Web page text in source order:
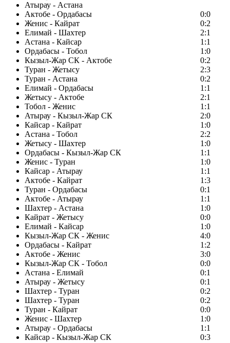
Атырау - Астана
Актобе - Ордабасы
0:0
Женис - Кайрат
0:2
Елимай - Шахтер
2:1
Астана - Кайсар
1:1
Ордабасы - Тобол
1:0
Кызыл-Жар СК - Актобе
0:2
Туран - Жетысу
2:3
Туран - Астана
0:2
Елимай - Ордабасы
1:1
Жетысу - Актобе
2:1
Тобол - Женис
1:1
Атырау - Кызыл-Жар СК
2:0
Кайсар - Кайрат
1:0
Астана - Тобол
2:2
Жетысу - Шахтер
1:0
Ордабасы - Кызыл-Жар СК
1:1
Женис - Туран
1:0
Кайсар - Атырау
1:1
Актобе - Кайрат
1:3
Туран - Ордабасы
0:1
Актобе - Атырау
1:1
Шахтер - Астана
1:0
Кайрат - Жетысу
0:0
Елимай - Кайсар
1:0
Кызыл-Жар СК - Женис
4:0
Ордабасы - Кайрат
1:2
Актобе - Женис
3:0
Кызыл-Жар СК - Тобол
0:0
Астана - Елимай
0:1
Атырау - Жетысу
0:1
Шахтер - Туран
0:2
Шахтер - Туран
0:2
Туран - Кайрат
0:0
Женис - Шахтер
1:0
Атырау - Ордабасы
1:1
Кайсар - Кызыл-Жар СК
0:3